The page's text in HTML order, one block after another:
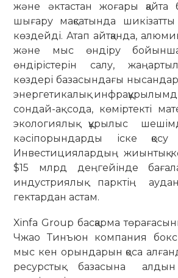
және әктастан жоғары қайта
шығару мақсатында
көздейді. Атап айтқанда,
және мыс өндіру бойынша
өндірістерін салу,
көздері базасындағы
энергетикалық
сондай-ақ сода, көміртекті
экологиялық құрылыс
кәсіпорындарды іске қосу
Инвестициялардың жиынтық
$15 млрд деңгейінде
индустриялық парктің
гектардан астам.
Xinfa Group басқарма
Чжао Тинъюн компания
мыс кен орындарын қоса
ресурстық базасына